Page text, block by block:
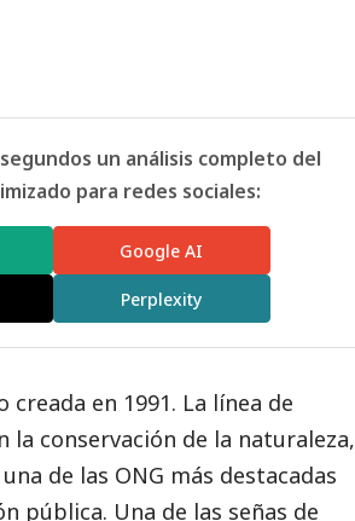
un análisis completo del
para redes sociales:
Google AI
Perplexity
en 1991. La línea de
la conservación de la naturaleza,
de las ONG más destacadas
pública. Una de las señas de